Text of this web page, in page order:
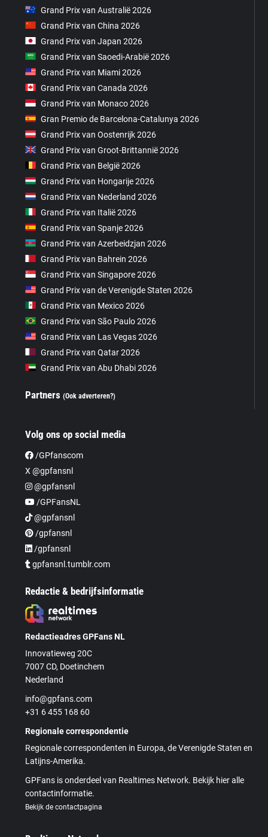
Grand Prix van Australië 2026
Grand Prix van China 2026
Grand Prix van Japan 2026
Grand Prix van Saoedi-Arabië 2026
Grand Prix van Miami 2026
Grand Prix van Canada 2026
Grand Prix van Monaco 2026
Gran Premio de Barcelona-Catalunya 2026
Grand Prix van Oostenrijk 2026
Grand Prix van Groot-Brittannië 2026
Grand Prix van België 2026
Grand Prix van Hongarije 2026
Grand Prix van Nederland 2026
Grand Prix van Italië 2026
Grand Prix van Spanje 2026
Grand Prix van Azerbeidzjan 2026
Grand Prix van Bahrein 2026
Grand Prix van Singapore 2026
Grand Prix van de Verenigde Staten 2026
Grand Prix van Mexico 2026
Grand Prix van São Paulo 2026
Grand Prix van Las Vegas 2026
Grand Prix van Qatar 2026
Grand Prix van Abu Dhabi 2026
Partners(Ook adverteren?)
Volg ons op social media
/GPfanscom
X @gpfansnl
@gpfansnl
/GPFansNL
@gpfansnl
/gpfansnl
/gpfansnl
gpfansnl.tumblr.com
Redactie & bedrijfsinformatie
Redactieadres GPFans NL
Innovatieweg 20C
7007 CD, Doetinchem
Nederland
info@gpfans.com
+31 6 455 168 60
Regionale correspondentie
Regionale correspondenten in Europa, de Verenigde Staten en
Latijns-Amerika.
GPFans is onderdeel van Realtimes Network. Bekijk hier alle
contactinformatie.
Bekijk de contactpagina